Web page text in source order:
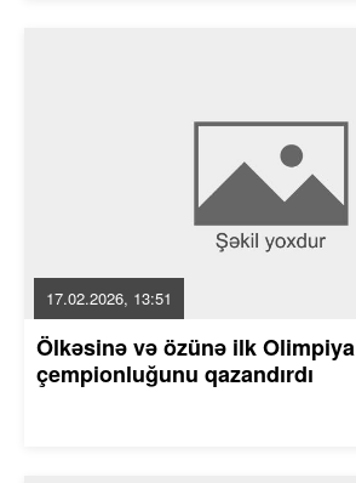
17.02.2026, 13:51
Ölkəsinə və özünə ilk Olimpiya
çempionluğunu qazandırdı